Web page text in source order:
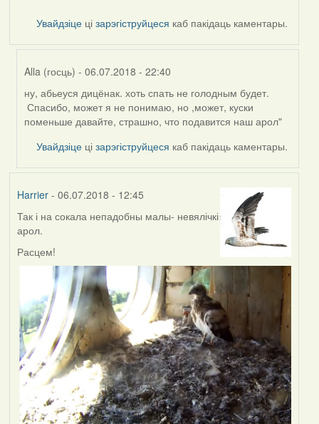
Увайдзіце цізарэгіструйцеся каб пакідаць каментары.
Alla (госць) - 06.07.2018 - 22:40
In
reply
to
Виолетта
(госць)
ну, абьеуся дицёнак. хоть спать не голодным будет.
Спасибо, может я не понимаю, но ,может, куски
поменьше давайте, страшно, что подавится наш арол"
Увайдзіце цізарэгіструйцеся каб пакідаць каментары.
Harrier- 06.07.2018 - 12:45
Так і на сокала непадобны малы- невялічкі
арол.
Расцем!